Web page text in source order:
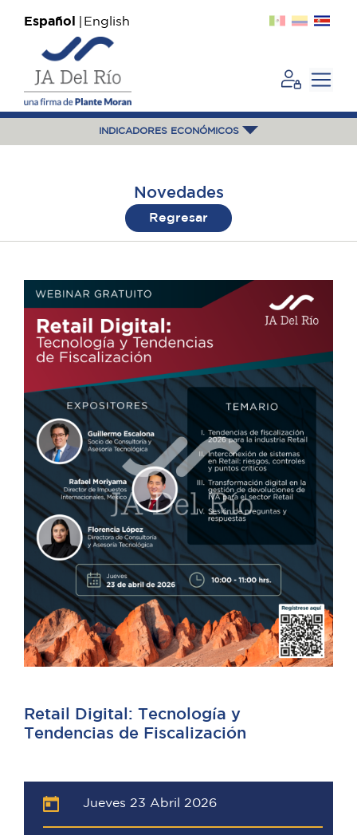
Español English
INDICADORES ECONÓMICOS
Novedades
Regresar
Retail Digital: Tecnología y
Tendencias de Fiscalización
Jueves 23 Abril 2026